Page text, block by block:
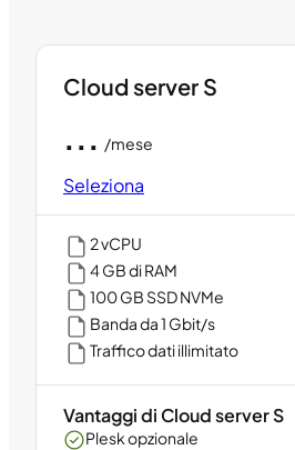
Cloud server S
... /mese
Seleziona
2 vCPU
4 GB di RAM
100 GB SSD NVMe
Banda da 1 Gbit/s
Traffico dati illimitato
Vantaggi di Cloud server S
Plesk opzionale